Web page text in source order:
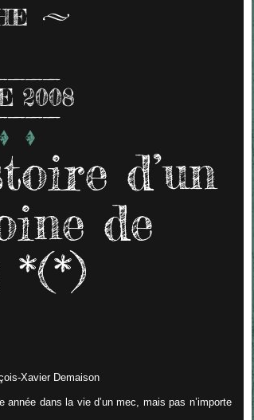
2008
d’un
de
*(*)
année dans la vie d’un mec, mais pas n’importe